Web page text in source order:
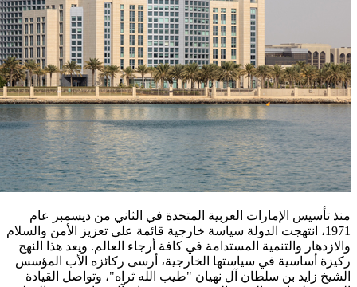
منذ تأسيس الإمارات العربية المتحدة في الثاني من ديسمبر عام
1971، انتهجت الدولة سياسة خارجية قائمة على تعزيز الأمن والسلام
والازدهار والتنمية المستدامة في كافة أرجاء العالم. ويعد هذا النهج
ركيزة أساسية في سياستها الخارجية، أرسى ركائزه الأب المؤسس
الشيخ زايد بن سلطان آل نهيان "طيب الله ثراه"، وتواصل القيادة